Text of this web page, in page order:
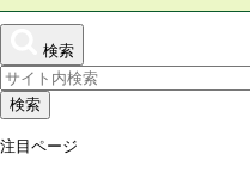
検索
検索
注目ページ